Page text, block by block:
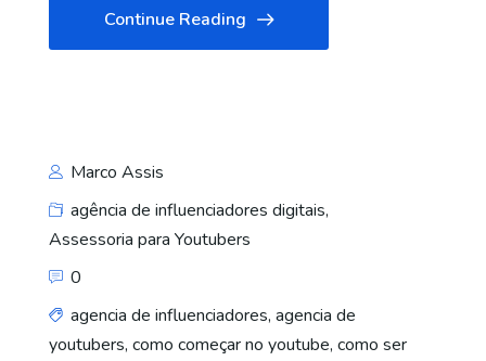
Continue Reading
Marco Assis
agência de influenciadores digitais,
Assessoria para Youtubers
0
agencia de influenciadores, agencia de
youtubers, como começar no youtube, como ser